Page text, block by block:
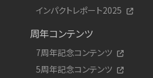
インパクトレポート2025
周年コンテンツ
7周年記念コンテンツ
5周年記念コンテンツ